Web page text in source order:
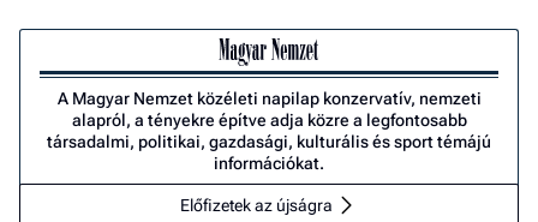
A Magyar Nemzet közéleti napilap konzervatív, nemzeti
alapról, a tényekre építve adja közre a legfontosabb
társadalmi, politikai, gazdasági, kulturális és sport témájú
információkat.
Előfizetek az újságra